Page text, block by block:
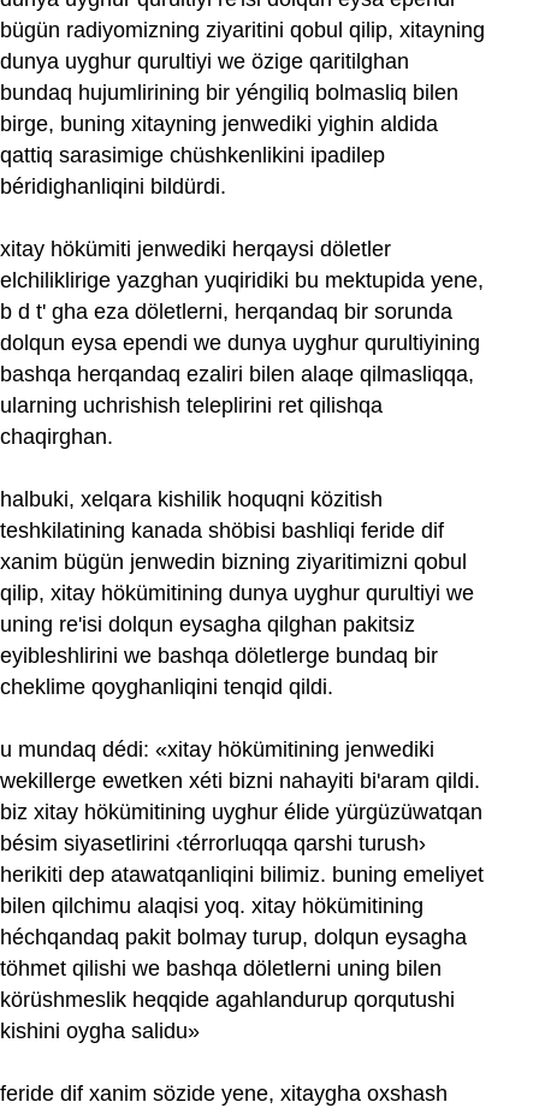
bügün radiyomizning ziyaritini qobul qilip, xitayning
dunya uyghur qurultiyi we özige qaritilghan
bundaq hujumlirining bir yéngiliq bolmasliq bilen
birge, buning xitayning jenwediki yighin aldida
qattiq sarasimige chüshkenlikini ipadilep
béridighanliqini bildürdi.
xitay hökümiti jenwediki herqaysi döletler
elchiliklirige yazghan yuqiridiki bu mektupida yene,
b d t' gha eza döletlerni, herqandaq bir sorunda
dolqun eysa ependi we dunya uyghur qurultiyining
bashqa herqandaq ezaliri bilen alaqe qilmasliqqa,
ularning uchrishish teleplirini ret qilishqa
chaqirghan.
halbuki, xelqara kishilik hoquqni közitish
teshkilatining kanada shöbisi bashliqi feride dif
xanim bügün jenwedin bizning ziyaritimizni qobul
qilip, xitay hökümitining dunya uyghur qurultiyi we
uning re'isi dolqun eysagha qilghan pakitsiz
eyibleshlirini we bashqa döletlerge bundaq bir
cheklime qoyghanliqini tenqid qildi.
u mundaq dédi: «xitay hökümitining jenwediki
wekillerge ewetken xéti bizni nahayiti bi'aram qildi.
biz xitay hökümitining uyghur élide yürgüzüwatqan
bésim siyasetlirini ‹térrorluqqa qarshi turush›
herikiti dep atawatqanliqini bilimiz. buning emeliyet
bilen qilchimu alaqisi yoq. xitay hökümitining
héchqandaq pakit bolmay turup, dolqun eysagha
töhmet qilishi we bashqa döletlerni uning bilen
körüshmeslik heqqide agahlandurup qorqutushi
kishini oygha salidu»
feride dif xanim sözide yene, xitaygha oxshash